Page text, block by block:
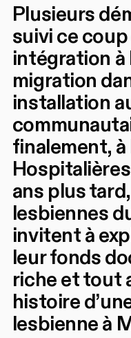
Plusieurs
suivi ce coup
intégration à
migration
installation
finalement,
ans plus
lesbiennes
invitent à
leur fonds
riche et tout
histoire
lesbienne à